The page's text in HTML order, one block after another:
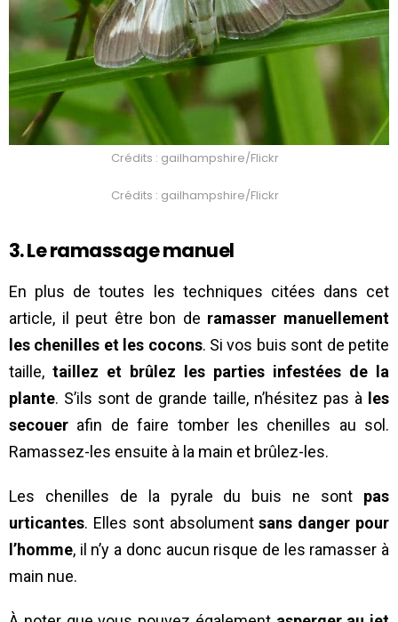
Crédits : gailhampshire/Flickr
Crédits : gailhampshire/Flickr
3.Le ramassage manuel
En plus de toutes les techniques citées dans cet
article, il peut être bon de ramasser manuellement
les chenilles et les cocons. Si vos buis sont de petite
taille, taillez et brûlez les parties infestées de la
plante. S’ils sont de grande taille, n’hésitez pas à les
secouer afin de faire tomber les chenilles au sol.
Ramassez-les ensuite à la main et brûlez-les.
Les chenilles de la pyrale du buis ne sont pas
urticantes. Elles sont absolumentsans danger pour
l’homme, il n’y a donc aucun risque de les ramasser à
main nue.